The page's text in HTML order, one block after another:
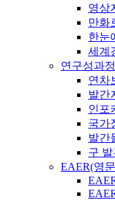
영상
만화
한눈
세계
연구성과
연차
발간
인포
국가
발간
구
EAER(영